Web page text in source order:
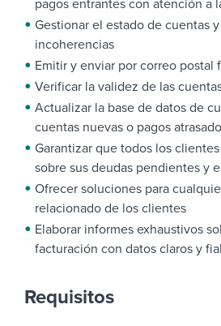
pagos entrantes con atención a
Gestionar el estado de cuentas
incoherencias
Emitir y enviar por correo postal
Verificar la validez de las
Actualizar la base de datos de
cuentas nuevas o pagos
Garantizar que todos los
sobre sus deudas pendientes y
Ofrecer soluciones para
relacionado de los clientes
Elaborar informes exhaustivos
facturación con datos claros y
Requisitos